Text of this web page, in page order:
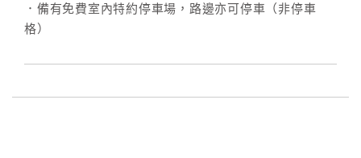
．備有免費室內特約停車場，路邊亦可停車（非停車
格）